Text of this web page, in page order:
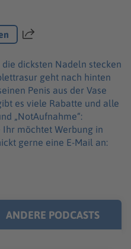
Teilen
dicksten Nadeln stecken
geht nach hinten
Penis aus der Vase
„NotAufnahme“:
gerne eine E-Mail an:
ANDERE PODCASTS